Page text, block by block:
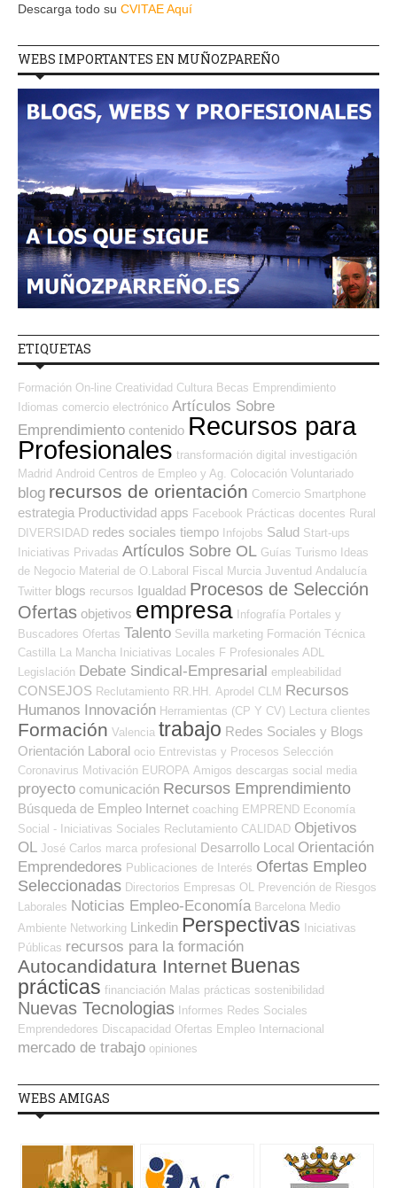
Descarga todo su CVITAE Aquí
WEBS IMPORTANTES EN MUÑOZPAREÑO
ETIQUETAS
Formación On-line Creatividad Cultura Becas Emprendimiento
Idiomas comercio electrónico Artículos Sobre
Emprendimiento contenido Recursos para
Profesionales transformación digital investigación
Madrid Android Centros de Empleo y Ag. Colocación Voluntariado
blog recursos de orientación Comercio Smartphone
estrategia Productividad apps Facebook Prácticas docentes Rural
DIVERSIDAD redes sociales tiempo Infojobs Salud Start-ups
Iniciativas Privadas Artículos Sobre OL Guías Turismo Ideas
de Negocio Material de O.Laboral Fiscal Murcia Juventud Andalucía
Twitter blogs recursos Igualdad Procesos de Selección
Ofertas objetivos empresa Infografía Portales y
Buscadores Ofertas Talento Sevilla marketing Formación Técnica
Castilla La Mancha
Iniciativas Locales F Profesionales ADL
Legislación Debate Sindical-Empresarial empleabilidad
CONSEJOS Reclutamiento RR.HH. Aprodel CLM Recursos
Humanos Innovación Herramientas (CP Y CV) Lectura clientes
Formación Valencia trabajo Redes Sociales y Blogs
Orientación Laboral ocio Entrevistas y Procesos Selección
Coronavirus Motivación EUROPA Amigos descargas social media
proyecto comunicación Recursos Emprendimiento
Búsqueda de Empleo Internet coaching EMPREND Economía
Social - Iniciativas Sociales Reclutamiento CALIDAD Objetivos
OL José Carlos marca profesional Desarrollo Local Orientación
Emprendedores Publicaciones de Interés Ofertas Empleo
Seleccionadas Directorios Empresas OL
Prevención de Riesgos
Laborales Noticias Empleo-Economía Barcelona Medio
Ambiente Networking Linkedin Perspectivas
Iniciativas
Públicas recursos para la formación
Autocandidatura Internet Buenas
prácticas financiación Malas prácticas sostenibilidad
Nuevas Tecnologias Informes Redes Sociales
Emprendedores Discapacidad Ofertas Empleo Internacional
mercado de trabajo opiniones
WEBS AMIGAS